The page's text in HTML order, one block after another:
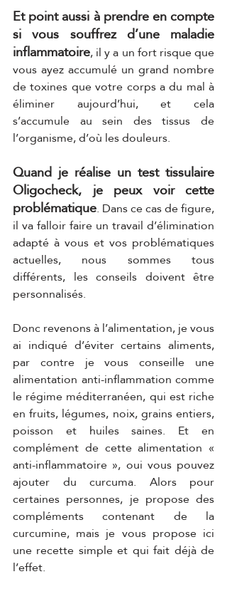
Et point aussi à prendre en compte
si vous souffrez d’une maladie
inflammatoire, il y a un fort risque que
vous ayez accumulé un grand nombre
de toxines que votre corps a du mal à
éliminer aujourd’hui, et cela
s’accumule au sein des tissus de
l’organisme, d’où les douleurs.
Quand je réalise un test tissulaire
Oligocheck, je peux voir cette
problématique. Dans ce cas de figure,
il va falloir faire un travail d’élimination
adapté à vous et vos problématiques
actuelles, nous sommes tous
différents, les conseils doivent être
personnalisés.
Donc revenons à l’alimentation, je vous
ai indiqué d’éviter certains aliments,
par contre je vous conseille une
alimentation anti-inflammation comme
le régime méditerranéen, qui est riche
en fruits, légumes, noix, grains entiers,
poisson et huiles saines. Et en
complément de cette alimentation «
anti-inflammatoire », oui vous pouvez
ajouter du curcuma. Alors pour
certaines personnes, je propose des
compléments contenant de la
curcumine, mais je vous propose ici
une recette simple et qui fait déjà de
l’effet.